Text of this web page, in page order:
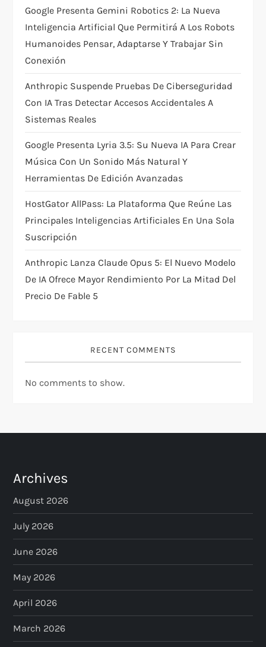
t
i
o
n
Google Presenta Gemini Robotics 2: La Nueva
Inteligencia Artificial Que Permitirá A Los Robots
Humanoides Pensar, Adaptarse Y Trabajar Sin
Conexión
Anthropic Suspende Pruebas De Ciberseguridad
Con IA Tras Detectar Accesos Accidentales A
Sistemas Reales
Google Presenta Lyria 3.5: Su Nueva IA Para Crear
Música Con Un Sonido Más Natural Y
Herramientas De Edición Avanzadas
HostGator AllPass: La Plataforma Que Reúne Las
Principales Inteligencias Artificiales En Una Sola
Suscripción
Anthropic Lanza Claude Opus 5: El Nuevo Modelo
De IA Ofrece Mayor Rendimiento Por La Mitad Del
Precio De Fable 5
RECENT COMMENTS
No comments to show.
Archives
August 2026
July 2026
June 2026
May 2026
April 2026
March 2026